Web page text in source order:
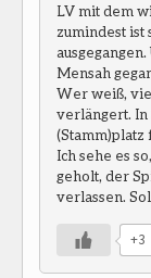
LV mit dem
zumindest ist
Mensah
Wer weiß,
verlängert. In
(Stamm)platz
Ich sehe es
geholt, der
verlassen.
+3